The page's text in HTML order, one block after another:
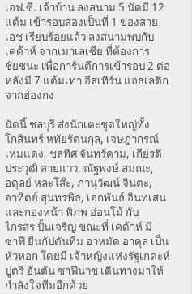
เอฟ.ซี. เจ้าบ้าน ลงสนาม 5 นัดมี 12
แต้ม เข้ารอบสองเป็นที่ 1 ของสาย
เอช เรียบร้อยแล้ว ลงสนามพบกับ
เคด้าห์ จากเมาเลเซีย ที่ต้องการ
ชัยชนะ เพื่อการันตีการเข้ารอบ 2 ต่อ
หลังมี 7 แต้มเท่า อีสเทิร์น แอธเลติก
จากฮ่องกง
นัดนี้ ชลบุรี ส่งนักเตะชุดใหญ่ทั้ง
โกสินทร์ หทัยรัตนกุล, เจษฎากรณ์
เหมแดง, ชลทิศ จันทร์คาม, เกียรติ
ประวุฒิ สายแวว, ณัฐพงษ์ สมณะ,
อดุลย์ หละโส๊ะ, ภานุวัฒน์ จินตะ,
อาทิตย์ สุนทรพิธ, เอกพันธ์ อินทเสน
และกองหน้า พิภพ อ่อนโม้ กับ
ไกรสร ปั้นเจริญ ขณะที่ เคด้าห์ มี
ซาฟี ยืนกัปตันทีม อาหมัด อาดุล เป็น
หัวหอก โดยมี เจ้าหญิงแห่งรัฐเกดะห์
ปูตรี อันตัน ซาฟีนาซ เดินทางมาให้
กำลังใจทีมอีกด้วย